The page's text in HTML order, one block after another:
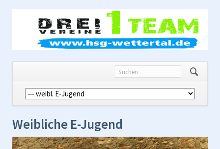
Navigation
überspringen
Weibliche E-Jugend